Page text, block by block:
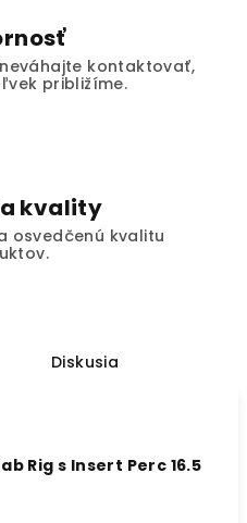
kontaktovať,
približíme.
kvality
osvedčenú kvalitu
Diskusia
Rig s Insert Perc 16.5